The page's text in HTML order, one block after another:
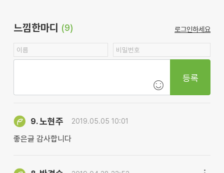
느낌한마디 (9) 로그인하세요
등록
9.노현주 2019.05.05 10:01
좋은글 감사합니다